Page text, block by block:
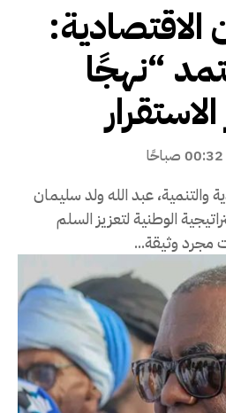
الاقتصادية:
“نهجًا
والتنمية، عبد الله ولد سليمان
الوطنية لتعزيز السلم
مجرد وثيقة...